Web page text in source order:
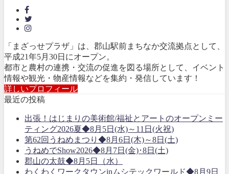
「まざっせプラザ」は、郡山駅前まちなか交流拠点として、
平成21年5月30日にオープン。
都市と農村の連携・交流の促進を図る場所として、イベント
情報や観光・物産情報などを集約・発信しています！
詳しいプロフィール
最近の投稿
出張！はじまりの美術館/福祉とアートのオープンミー
ティング2026夏◆8月5日(水)～11日(火祝)
第62回うねめまつり◆8月6日(木)～8日(土)
うねめでShow2026◆8月7日(金)･8日(土)
郡山の太鼓◆8月5日（水）
わくわくワークタウンinムシテックワールド◆8月9日